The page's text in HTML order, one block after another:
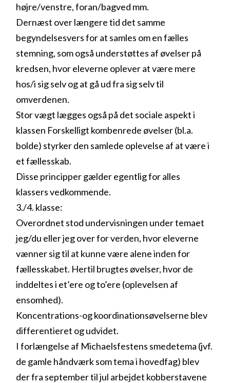
højre/venstre, foran/bagved mm.
Dernæst over længere tid det samme
begyndelsesvers for at samles om en fælles
stemning, som også understøttes af øvelser på
kredsen, hvor eleverne oplever at være mere
hos/i sig selv og at gå ud fra sig selv til
omverdenen.
Stor vægt lægges også på det sociale aspekt i
klassen Forskelligt kombenrede øvelser (bl.a.
bolde) styrker den samlede oplevelse af at være i
et fællesskab.
Disse principper gælder egentlig for alles
klassers vedkommende.
3./4. klasse:
Overordnet stod undervisningen under temaet
jeg/du eller jeg over for verden, hvor eleverne
vænner sig til at kunne være alene inden for
fællesskabet. Hertil brugtes øvelser, hvor de
inddeltes i et’ere og to’ere (oplevelsen af
ensomhed).
Koncentrations-og koordinationsøvelserne blev
differentieret og udvidet.
I forlængelse af Michaelsfestens smedetema (jvf.
de gamle håndværk som tema i hovedfag) blev
der fra september til jul arbejdet kobberstavene